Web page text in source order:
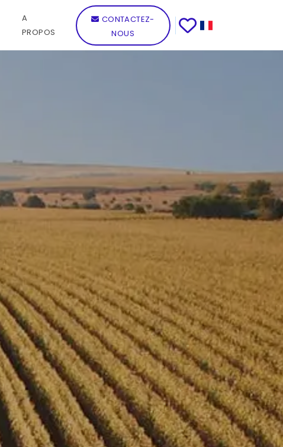
A
PROPOS
CONTACTEZ-
NOUS